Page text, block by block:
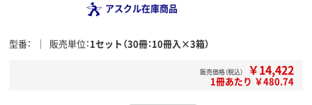
アスクル在庫商品
型番 販売単位 1セット（30冊：10冊入×3箱）
販売価格（税込） ￥14,422
1冊あたり ￥480.74